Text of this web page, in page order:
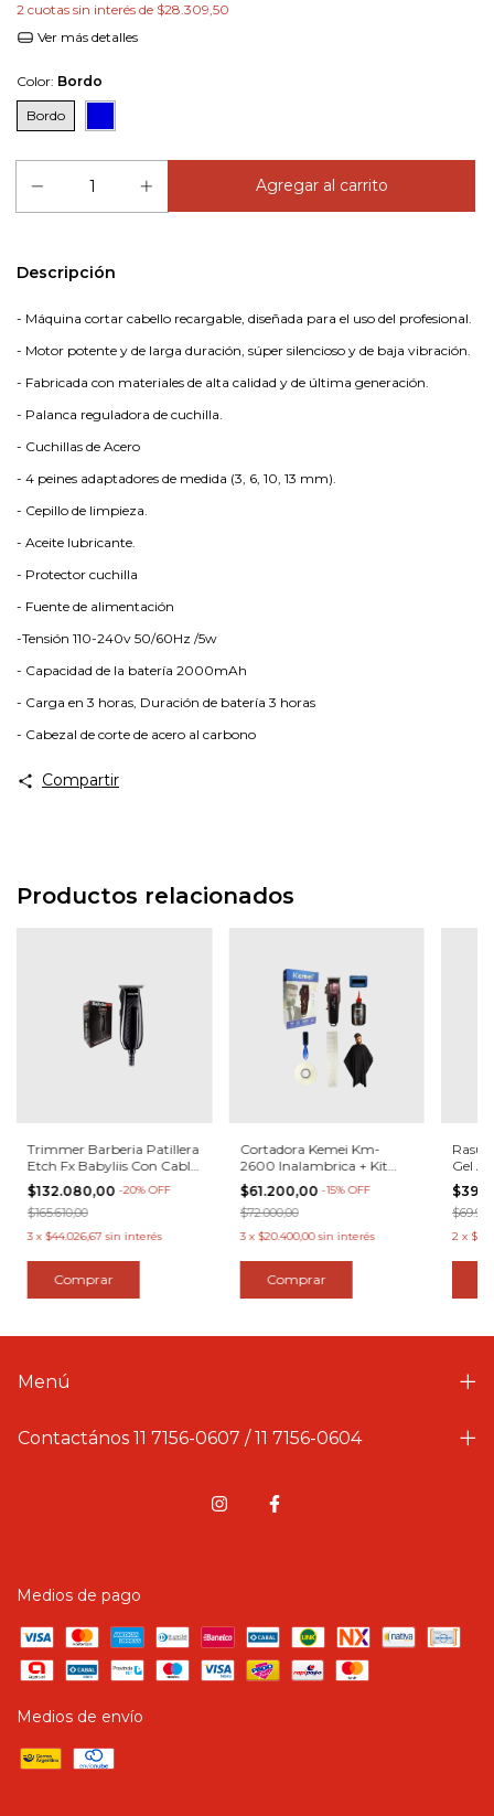
2 cuotas sin interés de $28.309,50
Ver más detalles
Color: Bordo
Bordo
Descripción
- Máquina cortar cabello recargable, diseñada para el uso del profesional.
- Motor potente y de larga duración, súper silencioso y de baja vibración.
- Fabricada con materiales de alta calidad y de última generación.
- Palanca reguladora de cuchilla.
- Cuchillas de Acero
- 4 peines adaptadores de medida (3, 6, 10, 13 mm).
- Cepillo de limpieza.
- Aceite lubricante.
- Protector cuchilla
- Fuente de alimentación
-Tensión 110-240v 50/60Hz /5w
- Capacidad de la batería 2000mAh
- Carga en 3 horas, Duración de batería 3 horas
- Cabezal de corte de acero al carbono
Compartir
Productos relacionados
Trimmer Barberia Patillera
Etch Fx Babyliis Con Cable
Color Negro
$132.080,00 -20%OFF
$165.610,00
3 x $44.026,67 sin interés
Cortadora Kemei Km-
2600 Inalambrica + Kit
Barberia
$61.200,00 -15%OFF
$72.000,00
3 x $20.400,00 sin interés
Gel
2 x
Menú
Contactános 11 7156-0607 / 11 7156-0604
Medios de pago
Medios de envío